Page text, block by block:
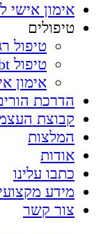
אימון אישי
טיפולים
טיפול
טיפול cbt לילדים
אימון
הדרכת
קבוצת
המלצות
אודות
כתבו עלינו
מידע
צור קשר